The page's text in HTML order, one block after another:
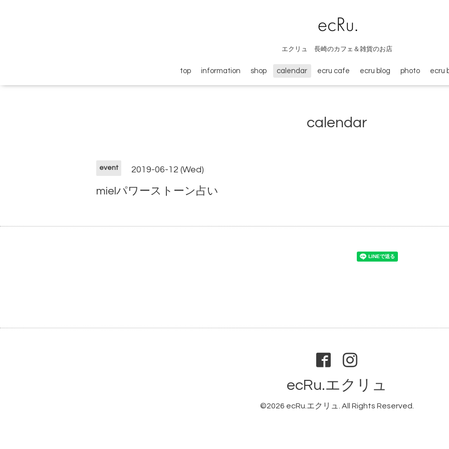
エクリュ 長崎のカフェ＆雑貨のお店
top information shop calendar ecru cafe ecru blog photo ecru
calendar
event 2019-06-12 (Wed)
mielパワーストーン占い
ecRu.エクリュ
©2026 ecRu.エクリュ . All Rights Reserved.